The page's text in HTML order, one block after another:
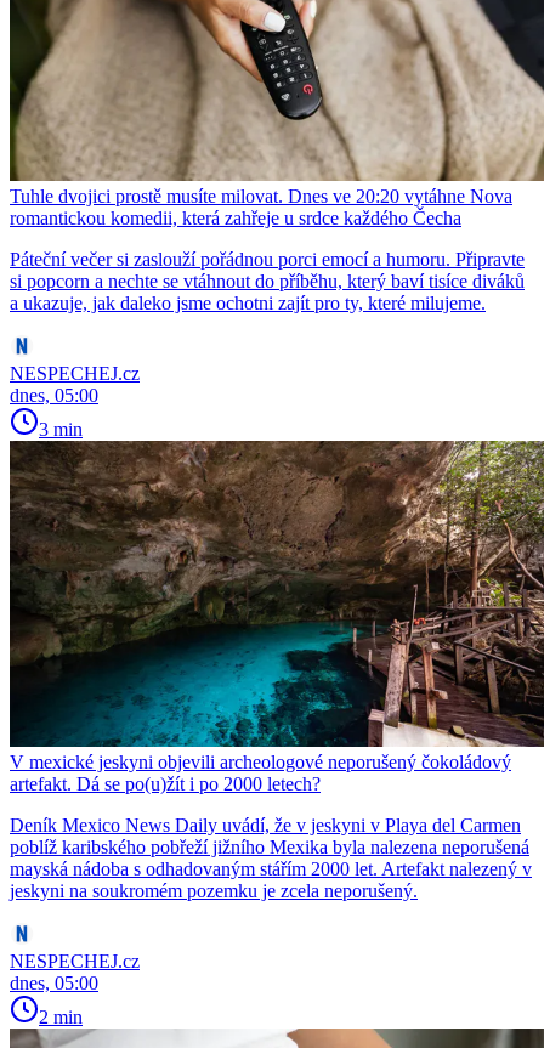
Tuhle dvojici prostě musíte milovat. Dnes ve 20:20 vytáhne Nova
romantickou komedii, která zahřeje u srdce každého Čecha
Páteční večer si zaslouží pořádnou porci emocí a humoru. Připravte
si popcorn a nechte se vtáhnout do příběhu, který baví tisíce diváků
a ukazuje, jak daleko jsme ochotni zajít pro ty, které milujeme.
NESPECHEJ.cz
dnes, 05:00
3 min
V mexické jeskyni objevili archeologové neporušený čokoládový
artefakt. Dá se po(u)žít i po 2000 letech?
Deník Mexico News Daily uvádí, že v jeskyni v Playa del Carmen
poblíž karibského pobřeží jižního Mexika byla nalezena neporušená
mayská nádoba s odhadovaným stářím 2000 let. Artefakt nalezený v
jeskyni na soukromém pozemku je zcela neporušený.
NESPECHEJ.cz
dnes, 05:00
2 min